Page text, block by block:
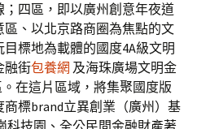
四區，即以廣州創意年夜道
、以北京路商圈為焦點的文
標地為載體的國度4A級文明
融街包養網 及海珠廣場文明金
在這片區域，將集聚國度版
標brand立異創業（廣州）基
科技園、全公民間金融財產著